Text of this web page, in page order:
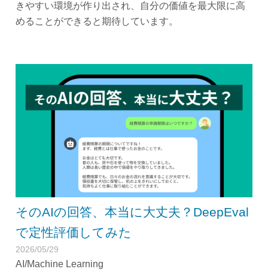
きやすい環境が作り出され、自分の価値を最大限に高
めることができると期待しています。
そのAIの回答、本当に大丈夫？DeepEval
で定性評価してみた
2026/05/29
AI/Machine Learning